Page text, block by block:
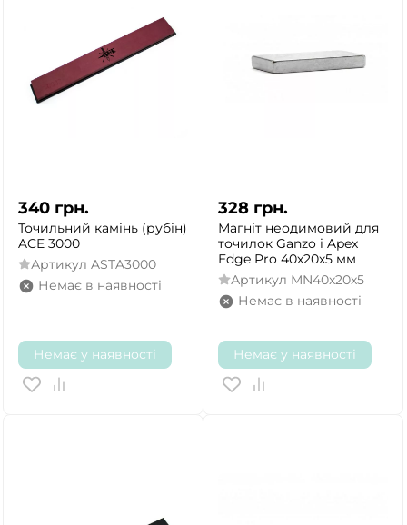
340 грн.
Точильний камінь (рубін)
ACE 3000
Артикул ASTA3000
Немає в наявності
Немає у наявності
328 грн.
Магніт неодимовий для
точилок Ganzo і Apex
Edge Pro 40х20х5 мм
Артикул MN40x20x5
Немає в наявності
Немає у наявності